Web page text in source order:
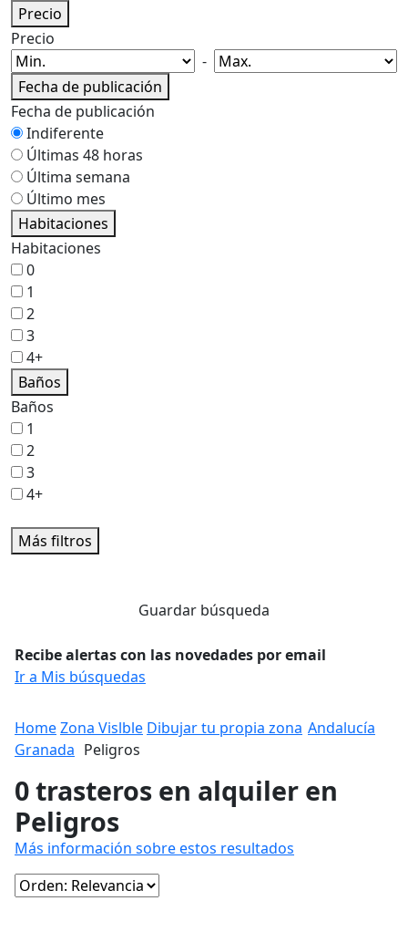
Precio
Precio
-
Fecha de publicación
Fecha de publicación
Indiferente
Últimas 48 horas
Última semana
Último mes
Habitaciones
Habitaciones
0
1
2
3
4+
Baños
Baños
1
2
3
4+
Más filtros
Guardar búsqueda
Recibe alertas con las novedades por email
Ir a Mis búsquedas
HomeZona Vislble Dibujar tu propia zona Andalucía
Granada Peligros
0 trasteros en alquiler en
Peligros
Más información sobre estos resultados